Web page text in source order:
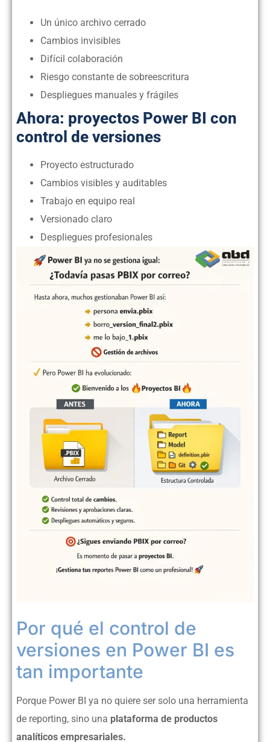
Un único archivo cerrado
Cambios invisibles
Difícil colaboración
Riesgo constante de sobreescritura
Despliegues manuales y frágiles
Ahora: proyectos Power BI con
control de versiones
Proyecto estructurado
Cambios visibles y auditables
Trabajo en equipo real
Versionado claro
Despliegues profesionales
Por qué el control de
versiones en Power BI es
tan importante
Porque Power BI ya no quiere ser solo una herramienta
de reporting, sino una plataforma de productos
analíticos empresariales.